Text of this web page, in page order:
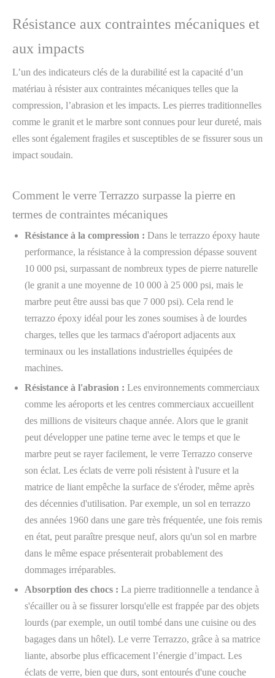
Résistance aux contraintes mécaniques et
aux impacts
L’un des indicateurs clés de la durabilité est la capacité d’un
matériau à résister aux contraintes mécaniques telles que la
compression, l’abrasion et les impacts. Les pierres traditionnelles
comme le granit et le marbre sont connues pour leur dureté, mais
elles sont également fragiles et susceptibles de se fissurer sous un
impact soudain.
Comment le verre Terrazzo surpasse la pierre en
termes de contraintes mécaniques
Résistance à la compression : Dans le terrazzo époxy haute
performance, la résistance à la compression dépasse souvent
10 000 psi, surpassant de nombreux types de pierre naturelle
(le granit a une moyenne de 10 000 à 25 000 psi, mais le
marbre peut être aussi bas que 7 000 psi). Cela rend le
terrazzo époxy idéal pour les zones soumises à de lourdes
charges, telles que les tarmacs d'aéroport adjacents aux
terminaux ou les installations industrielles équipées de
machines.
Résistance à l'abrasion : Les environnements commerciaux
comme les aéroports et les centres commerciaux accueillent
des millions de visiteurs chaque année. Alors que le granit
peut développer une patine terne avec le temps et que le
marbre peut se rayer facilement, le verre Terrazzo conserve
son éclat. Les éclats de verre poli résistent à l'usure et la
matrice de liant empêche la surface de s'éroder, même après
des décennies d'utilisation. Par exemple, un sol en terrazzo
des années 1960 dans une gare très fréquentée, une fois remis
en état, peut paraître presque neuf, alors qu'un sol en marbre
dans le même espace présenterait probablement des
dommages irréparables.
Absorption des chocs : La pierre traditionnelle a tendance à
s'écailler ou à se fissurer lorsqu'elle est frappée par des objets
lourds (par exemple, un outil tombé dans une cuisine ou des
bagages dans un hôtel). Le verre Terrazzo, grâce à sa matrice
liante, absorbe plus efficacement l’énergie d’impact. Les
éclats de verre, bien que durs, sont entourés d'une couche